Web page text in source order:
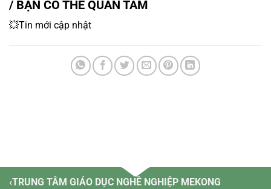
/ BẠN CÓ THỂ QUAN TÂM
💥Tin mới cập nhật
‹TRUNG TÂM GIÁO DỤC NGHỀ NGHIỆP MEKONG